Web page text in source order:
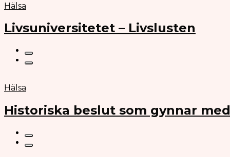
Hälsa
Livsuniversitetet – Livslusten
Hälsa
Historiska beslut som gynnar